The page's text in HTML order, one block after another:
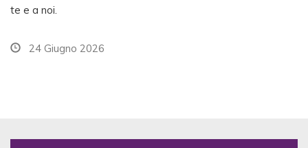
te e a noi.
24 Giugno 2026